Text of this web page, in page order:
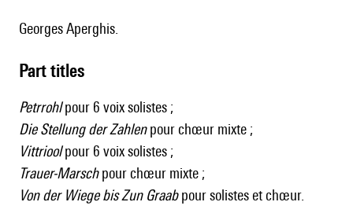
Georges Aperghis.
Part titles
Petrrohlpour 6 voix solistes ;
Die Stellung der Zahlenpour chœur mixte ;
Vittrioolpour 6 voix solistes ;
Trauer-Marschpour chœur mixte ;
Von der Wiege bis Zun Graabpour solistes et chœur.